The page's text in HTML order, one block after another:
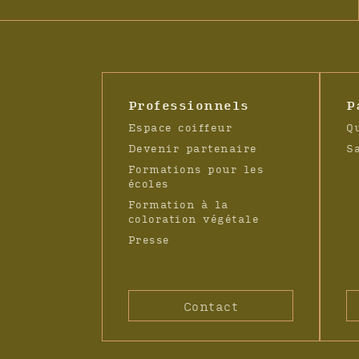
Professionnels
Espace coiffeur
Devenir partenaire
Formations pour les
écoles
Formation à la
coloration végétale
Presse
Contact